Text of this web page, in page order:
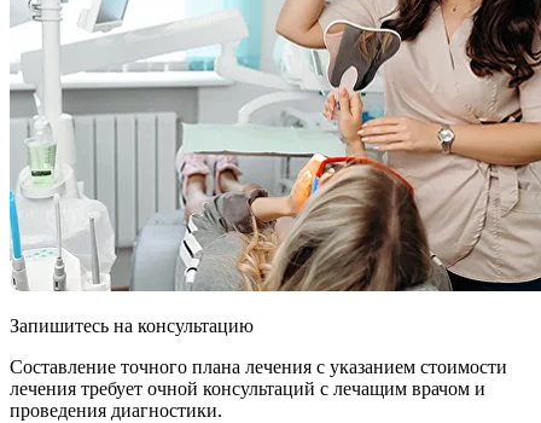
Запишитесь на консультацию
Составление точного плана лечения с указанием стоимости
лечения требует очной консультаций с лечащим врачом и
проведения диагностики.